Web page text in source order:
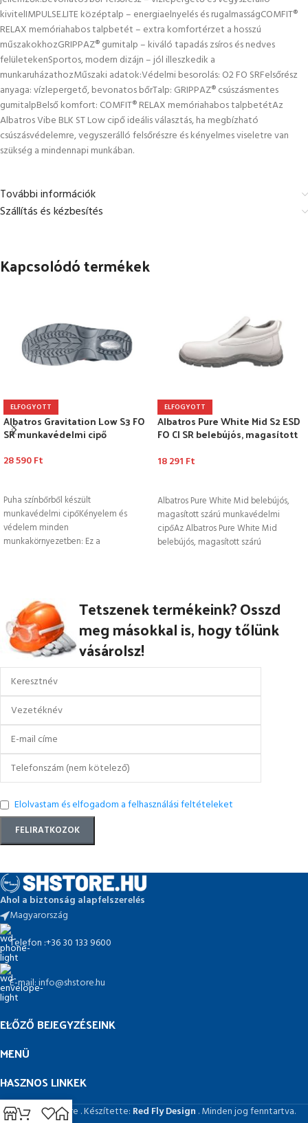
kivitelIMPULSE.LITE középtalp – energiaelnyelés és rugalmasságCOMFIT®
RELAX memóriahabos talpbetét – extra komfortérzet a hosszú
műszakokhozGRIPPAZ® gumitalp – kiváló tapadás zsíros és nedves
felületekenSportos, modern dizájn – jól illeszkedik a
munkaruházathozMűszaki adatok:Védelmi besorolás: O2 FO SRFelsőrész
anyaga: vízlepergető, bevonatos bőrTalp: GRIPPAZ® csúszásmentes
gumitalpBelső komfort: COMFIT® RELAX memóriahabos talpbetétAz
Albatros Vibe BLK ST Low cipő ideális választás, ha megbízható
csúszásvédelemre, vegyszerálló felsőrészre és kényelmes viseletre van
szükség a mindennapi munkában.
További információk
Szállítás és kézbesítés
Kapcsolódó termékek
ELFOGYOTT
Albatros Gravitation Low S3 FO
SR munkavédelmi cipő
28 590Ft
Puha színbőrből készült
munkavédelmi cipőKényelem és
védelem minden
munkakörnyezetben: Ez a
ELFOGYOTT
Albatros Pure White Mid S2 ESD
FO CI SR belebújós, magasított
18 291 Ft
Albatros Pure White Mid belebújós,
magasított szárú munkavédelmi
cipőAz Albatros Pure White Mid
belebújós, magasított szárú
Tetszenek termékeink? Osszd
meg másokkal is, hogy tőlünk
vásárolsz!
Elolvastam és elfogadom a felhasználási feltételeket
Ahol a biztonság alapfelszerelés
Magyarország
Telefon :+36 30 133 9600
E-mail: info@shstore.hu
ELŐZŐ BEJEGYZÉSEINK
MENÜ
HASZNOS LINKEK
© 2026 SHstore . Készítette: Red Fly Design . Minden jog fenntartva.